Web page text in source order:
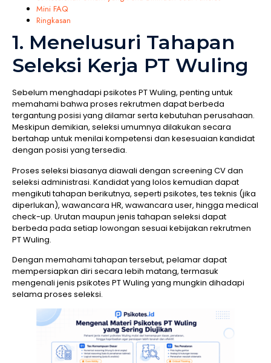
Mini FAQ
Ringkasan
1. Menelusuri Tahapan
Seleksi Kerja PT Wuling
Sebelum menghadapi psikotes PT Wuling, penting untuk
memahami bahwa proses rekrutmen dapat berbeda
tergantung posisi yang dilamar serta kebutuhan perusahaan.
Meskipun demikian, seleksi umumnya dilakukan secara
bertahap untuk menilai kompetensi dan kesesuaian kandidat
dengan posisi yang tersedia.
Proses seleksi biasanya diawali dengan screening CV dan
seleksi administrasi. Kandidat yang lolos kemudian dapat
mengikuti tahapan berikutnya, seperti psikotes, tes teknis (jika
diperlukan), wawancara HR, wawancara user, hingga medical
check-up. Urutan maupun jenis tahapan seleksi dapat
berbeda pada setiap lowongan sesuai kebijakan rekrutmen
PT Wuling.
Dengan memahami tahapan tersebut, pelamar dapat
mempersiapkan diri secara lebih matang, termasuk
mengenali jenis psikotes PT Wuling yang mungkin dihadapi
selama proses seleksi.